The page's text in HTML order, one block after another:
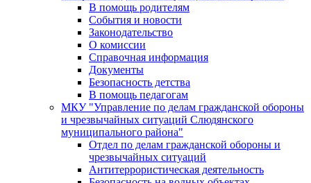
В помощь родителям
События и новости
Законодательство
О комиссии
Справочная информация
Документы
Безопасность детства
В помощь педагогам
МКУ "Управление по делам гражданской обороны
и чрезвычайных ситуаций Слюдянского
муниципального района"
Отдел по делам гражданской обороны и
чрезвычайных ситуаций
Антитеррористическая деятельность